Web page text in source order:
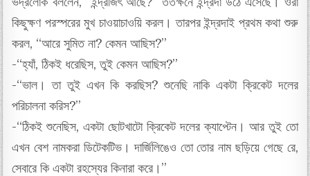
কিছুক্ষণ পরস্পরের মুখ চাওয়াচাওয়ি করল। তারপর ইন্দ্রদাই প্রথম কথা শুরু
করল, “আরে সুমিত না? কেমন আছিস?”
-“হ্যাঁ, ঠিকই ধরেছিস, তুই কেমন আছিস?”
-“ভাল। তা তুই এখন কি করছিস? শুনেছি নাকি একটা ক্রিকেট দলের
পরিচালনা করিস?”
-“ঠিকই শুনেছিস, একটা ছোটখাটো ক্রিকেট দলের ক্যাপ্টেন। আর তুই তো
এখন বেশ নামকরা ডিটেকটিভ। দার্জিলিঙেও তো তোর নাম ছড়িয়ে গেছে রে,
সেবারে কি একটা রহস্যের কিনারা করে।”